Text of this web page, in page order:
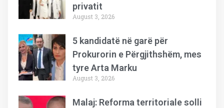
privatit
August 3, 2026
5 kandidatë në garë për
Prokurorin e Përgjithshëm, mes
tyre Arta Marku
August 3, 2026
Malaj: Reforma territoriale solli